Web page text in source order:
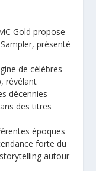
Gold propose
présenté
de célèbres
révélant
décennies
des titres
époques
forte du
autour